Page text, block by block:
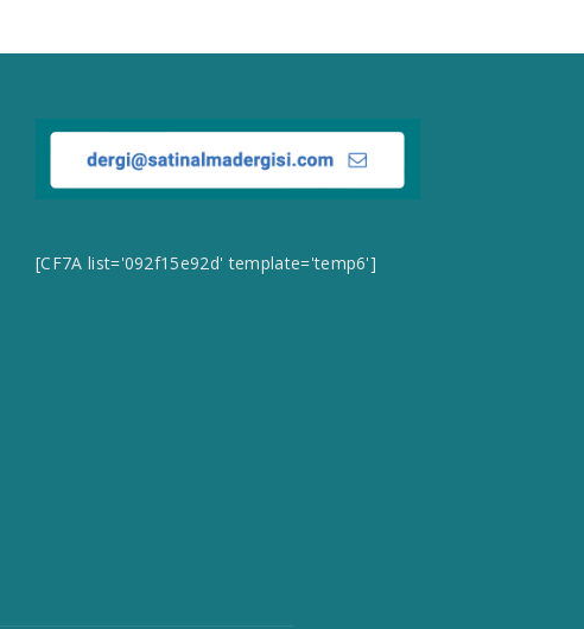
[CF7A list='092f15e92d' template='temp6']